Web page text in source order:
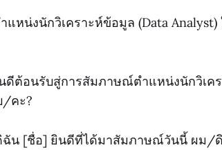
หน่งนักวิเคราะห์ข้อมูล (Data Analyst)
ต้อนรับสู่การสัมภาษณ์ตำแหน่งนักวิเค
/คะ?
น [ชื่อ] ยินดีที่ได้มาสัมภาษณ์วันนี้ ผม/